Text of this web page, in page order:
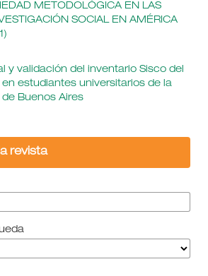
METODOLÓGICA EN LAS
SOCIAL EN AMÉRICA
y validación del inventario Sisco del
estudiantes universitarios de la
Buenos Aires
revista